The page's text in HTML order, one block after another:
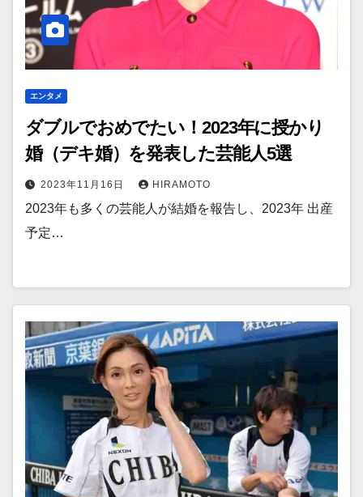
エンタメ
ダブルでおめでたい！2023年に授かり
婚（デキ婚）を発表した芸能人5選
2023年11月16日 HIRAMOTO
2023年も多くの芸能人が結婚を報告し、2023年 出産
予定…